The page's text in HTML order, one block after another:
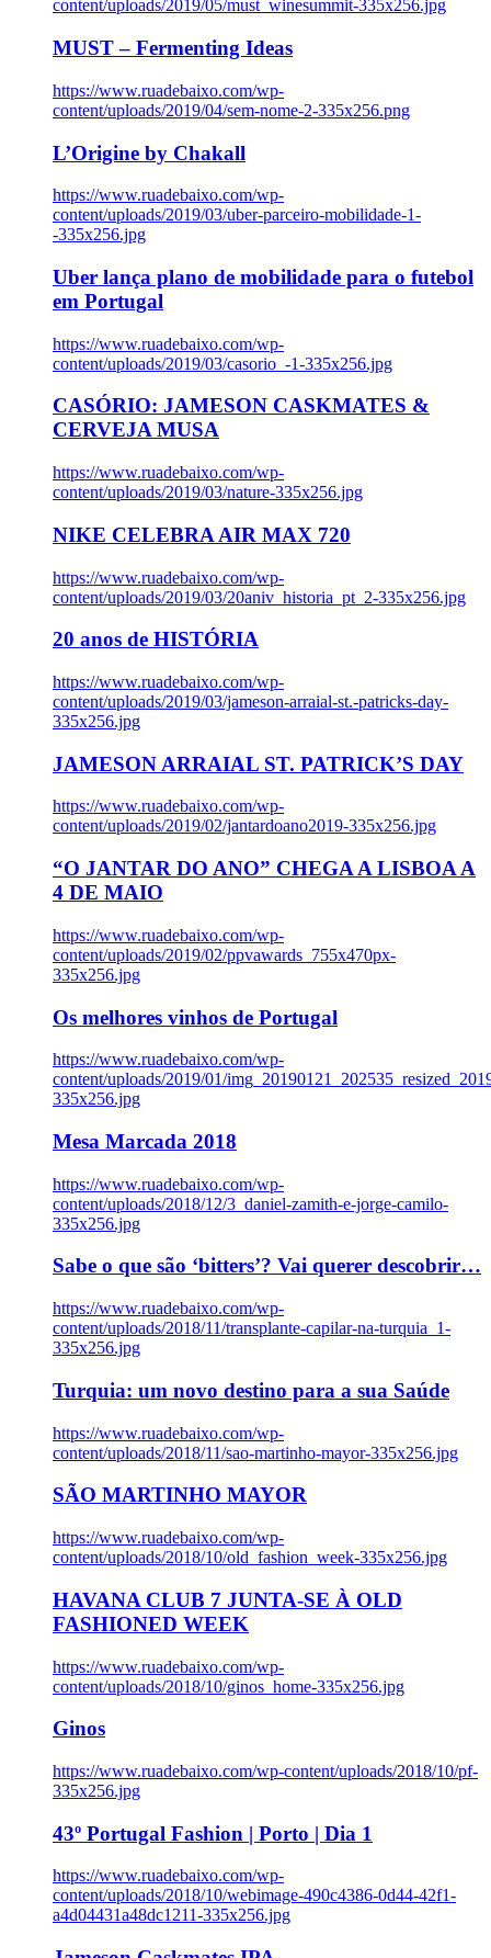
content/uploads/2019/05/must_winesummit-335x256.jpg
MUST – Fermenting Ideas
https://www.ruadebaixo.com/wp-
content/uploads/2019/04/sem-nome-2-335x256.png
L’Origine by Chakall
https://www.ruadebaixo.com/wp-
content/uploads/2019/03/uber-parceiro-mobilidade-1-
-335x256.jpg
Uber lança plano de mobilidade para o futebol
em Portugal
https://www.ruadebaixo.com/wp-
content/uploads/2019/03/casorio_-1-335x256.jpg
CASÓRIO: JAMESON CASKMATES &
CERVEJA MUSA
https://www.ruadebaixo.com/wp-
content/uploads/2019/03/nature-335x256.jpg
NIKE CELEBRA AIR MAX 720
https://www.ruadebaixo.com/wp-
content/uploads/2019/03/20aniv_historia_pt_2-335x256.jpg
20 anos de HISTÓRIA
https://www.ruadebaixo.com/wp-
content/uploads/2019/03/jameson-arraial-st.-patricks-day-
335x256.jpg
JAMESON ARRAIAL ST. PATRICK’S DAY
https://www.ruadebaixo.com/wp-
content/uploads/2019/02/jantardoano2019-335x256.jpg
“O JANTAR DO ANO” CHEGA A LISBOA A
4 DE MAIO
https://www.ruadebaixo.com/wp-
content/uploads/2019/02/ppvawards_755x470px-
335x256.jpg
Os melhores vinhos de Portugal
https://www.ruadebaixo.com/wp-
content/uploads/2019/01/
335x256.jpg
Mesa Marcada 2018
https://www.ruadebaixo.com/wp-
content/uploads/2018/12/3_daniel-zamith-e-jorge-camilo-
335x256.jpg
Sabe o que são ‘bitters’? Vai querer descobrir…
https://www.ruadebaixo.com/wp-
content/uploads/2018/11/transplante-capilar-na-turquia_1-
335x256.jpg
Turquia: um novo destino para a sua Saúde
https://www.ruadebaixo.com/wp-
content/uploads/2018/11/sao-martinho-mayor-335x256.jpg
SÃO MARTINHO MAYOR
https://www.ruadebaixo.com/wp-
content/uploads/2018/10/old_fashion_week-335x256.jpg
HAVANA CLUB 7 JUNTA-SE À OLD
FASHIONED WEEK
https://www.ruadebaixo.com/wp-
content/uploads/2018/10/ginos_home-335x256.jpg
Ginos
https://www.ruadebaixo.com/wp-content/uploads/2018/10/pf-
335x256.jpg
43º Portugal Fashion | Porto | Dia 1
https://www.ruadebaixo.com/wp-
content/uploads/2018/10/webimage-490c4386-0d44-42f1-
a4d04431a48dc1211-335x256.jpg